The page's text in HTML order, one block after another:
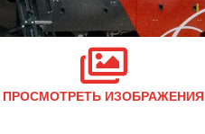
ПРОСМОТРЕТЬ ИЗОБРАЖЕНИЯ